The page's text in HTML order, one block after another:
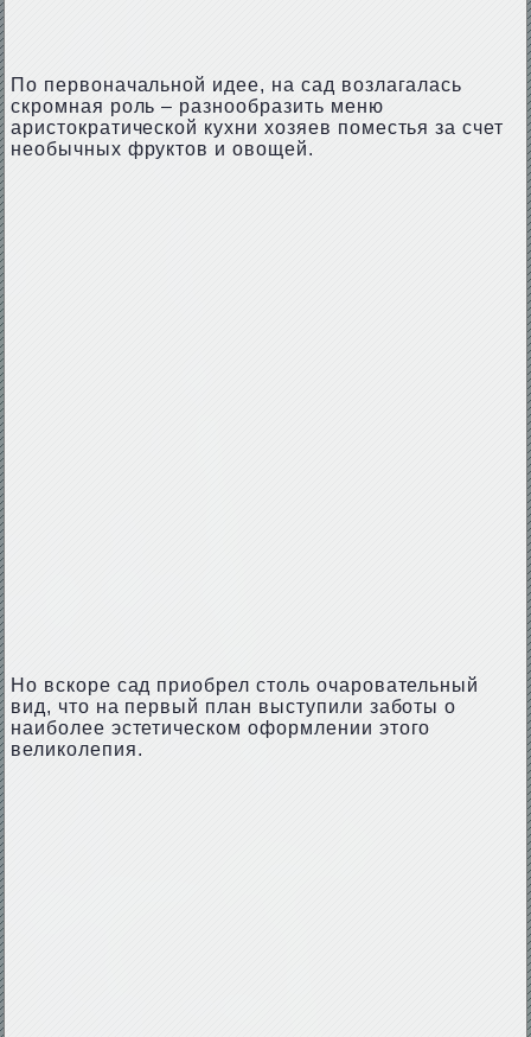
По первоначальной идее, на сад возлагалась
скромная роль – разнообразить меню
аристократической кухни хозяев поместья за счет
необычных фруктов и овощей.
Но вскоре сад приобрел столь очаровательный
вид, что на первый план выступили заботы о
наиболее эстетическом оформлении этого
великолепия.